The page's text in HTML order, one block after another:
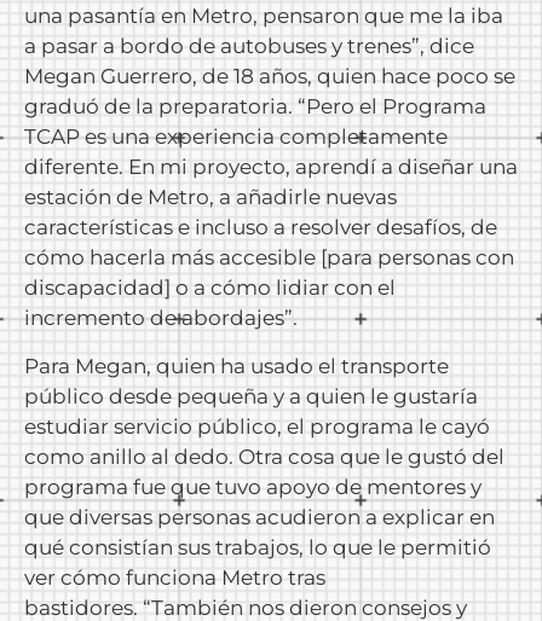
una pasantía en Metro, pensaron que me la iba
a pasar a bordo de autobuses y trenes”, dice
Megan Guerrero, de 18 años, quien hace poco se
graduó de la preparatoria. “Pero el Programa
TCAP es una experiencia completamente
diferente. En mi proyecto, aprendí a diseñar una
estación de Metro, a añadirle nuevas
características e incluso a resolver desafíos, de
cómo hacerla más accesible [para personas con
discapacidad] o a cómo lidiar con el
incremento de abordajes”.
Para Megan, quien ha usado el transporte
público desde pequeña y a quien le gustaría
estudiar servicio público, el programa le cayó
como anillo al dedo. Otra cosa que le gustó del
programa fue que tuvo apoyo de mentores y
que diversas personas acudieron a explicar en
qué consistían sus trabajos, lo que le permitió
ver cómo funciona Metro tras
bastidores. “También nos dieron consejos y